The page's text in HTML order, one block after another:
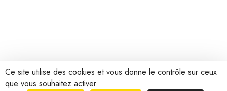
Ce site utilise des cookies et vous donne le contrôle sur ceux
que vous souhaitez activer